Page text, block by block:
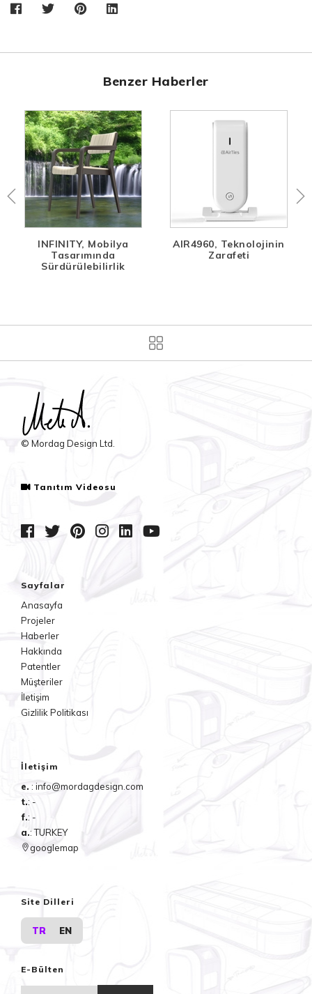
Benzer Haberler
INFINITY, Mobilya
Tasarımında
Sürdürülebilirlik
AIR4960, Teknolojinin
Zarafeti
© Mordag Design Ltd.
Tanıtım Videosu
Sayfalar
Anasayfa
Projeler
Haberler
Hakkında
Patentler
Müşteriler
İletişim
Gizlilik Politikası
İletişim
e. : info@mordagdesign.com
t.: -
f.: -
a.: TURKEY
googlemap
Site Dilleri
TR EN
E-Bülten